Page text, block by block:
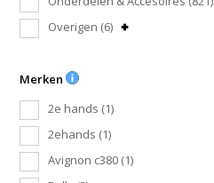
Overigen (6)
Merken
2e hands (1)
2ehands (1)
Avignon c380 (1)